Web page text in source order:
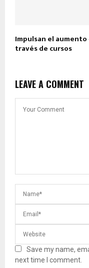
Impulsan el
través de cursos
LEAVE A COMMENT
Save my name,
next time I comment.